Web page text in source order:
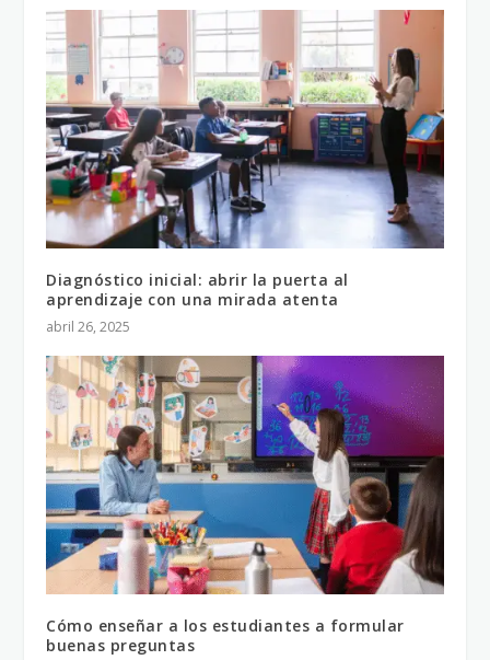
Diagnóstico inicial: abrir la puerta al
aprendizaje con una mirada atenta
abril 26, 2025
Cómo enseñar a los estudiantes a formular
buenas preguntas